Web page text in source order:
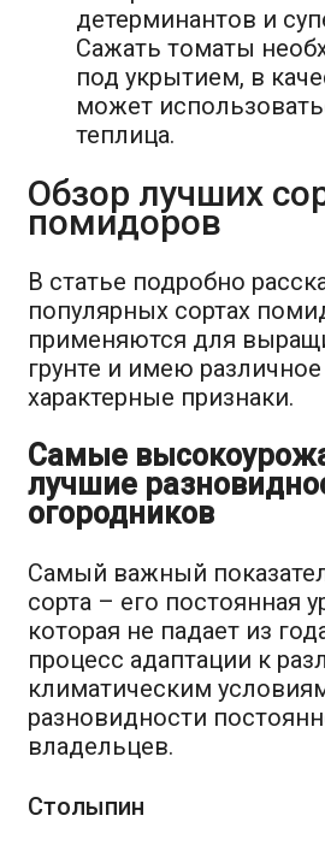
детерминантов и
Сажать томаты
под укрытием, в
может
теплица.
Обзор лучших
помидоров
В статье подробно
популярных сортах
применяются для
грунте и имею
характерные признаки.
Самые
лучшие
огородников
Самый важный
сорта – его постоянная
которая не падает из
процесс адаптации к
климатическим
разновидности
владельцев.
Столыпин